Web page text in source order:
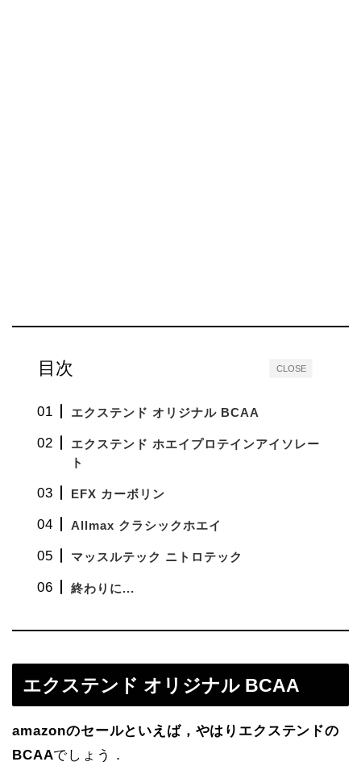
CLOSE
目次
エクステンド オリジナル BCAA
エクステンド ホエイプロテインアイソレー
ト
EFX カーボリン
Allmax クラシックホエイ
マッスルテック ニトロテック
終わりに...
エクステンド オリジナル BCAA
amazonのセールといえば，やはりエクステンドの
BCAAでしょう．